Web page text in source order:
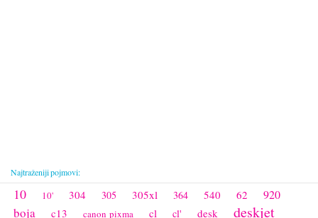
Najtraženiji pojmovi:
10 10' 304 305 305xl 364 540 62 920
boja c13 canon pixma cl cl' desk deskjet